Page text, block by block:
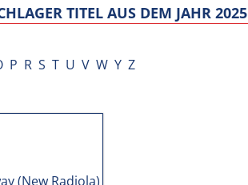
TITEL AUS DEM JAHR 2025
P R S T U V W Y Z